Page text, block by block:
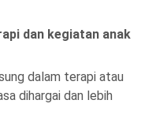
dan kegiatan anak
dalam terapi atau
dihargai dan lebih